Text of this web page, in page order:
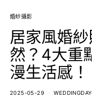
婚紗攝影
居家風婚
然？4大重
漫生活感！
2025-05-29